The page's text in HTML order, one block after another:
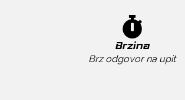
Brzina
Brz odgovor na upit